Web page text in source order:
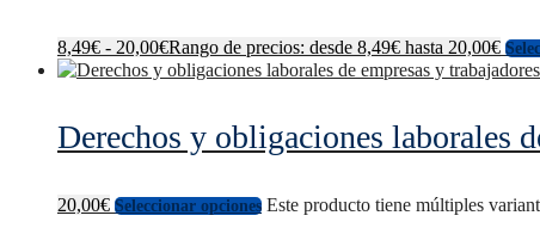
8,49€ - 20,00€Rango de precios: desde 8,49€ hasta 20,00€
Derechos y obligaciones laborales
20,00€ Seleccionar opciones Este producto tiene múltiples